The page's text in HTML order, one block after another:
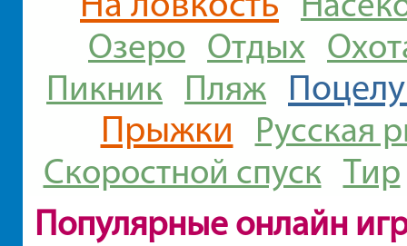
Озеро Отдых
Пикник Пляж
Прыжки
Русская
Скоростной спуск Тир
Популярные онлайн